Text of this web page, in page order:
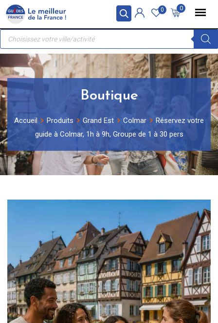
Panneau de gestion des cookies
Skip
content
0
0
Recherche
produits
Boutique
Accueil Produits Grand Est Colmar
Réservez votre
guide à Colmar, 1h à 9h, Groupe de 1 à 30 pers